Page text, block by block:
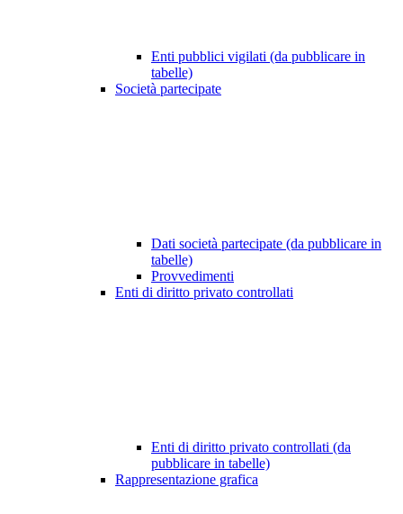
Enti pubblici vigilati (da pubblicare in
tabelle)
Società partecipate
Dati società partecipate (da pubblicare in
tabelle)
Provvedimenti
Enti di diritto privato controllati
Enti di diritto privato controllati (da
pubblicare in tabelle)
Rappresentazione grafica